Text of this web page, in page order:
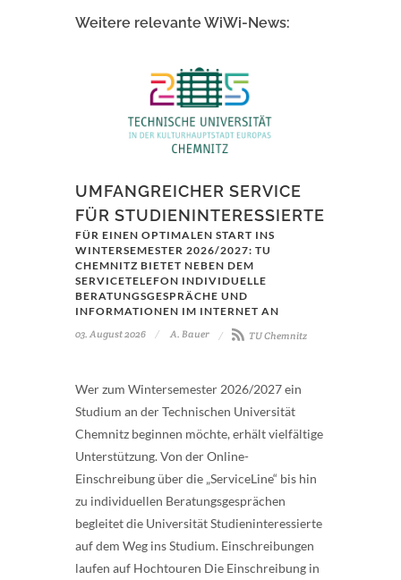
Weitere relevante WiWi-News:
UMFANGREICHER SERVICE
FÜR STUDIENINTERESSIERTE
FÜR EINEN OPTIMALEN START INS
WINTERSEMESTER 2026/2027: TU
CHEMNITZ BIETET NEBEN DEM
SERVICETELEFON INDIVIDUELLE
BERATUNGSGESPRÄCHE UND
INFORMATIONEN IM INTERNET AN
03. August 2026
A. Bauer TU Chemnitz
Wer zum Wintersemester 2026/2027 ein
Studium an der Technischen Universität
Chemnitz beginnen möchte, erhält vielfältige
Unterstützung. Von der Online-
Einschreibung über die „ServiceLine“ bis hin
zu individuellen Beratungsgesprächen
begleitet die Universität Studieninteressierte
auf dem Weg ins Studium. Einschreibungen
laufen auf Hochtouren Die Einschreibung in